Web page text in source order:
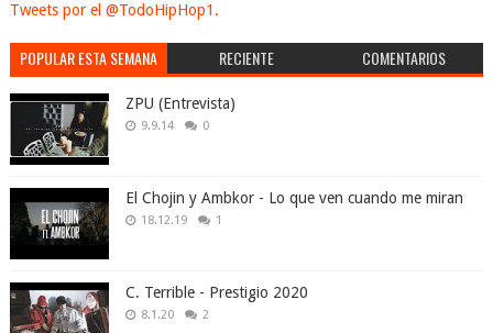
Tweets por el @TodoHipHop1.
POPULAR ESTA SEMANA RECIENTE COMENTARIOS
ZPU (Entrevista)
9.9.14 0
El Chojin y Ambkor - Lo que ven cuando me miran
18.12.19 1
C. Terrible - Prestigio 2020
8.1.20 2